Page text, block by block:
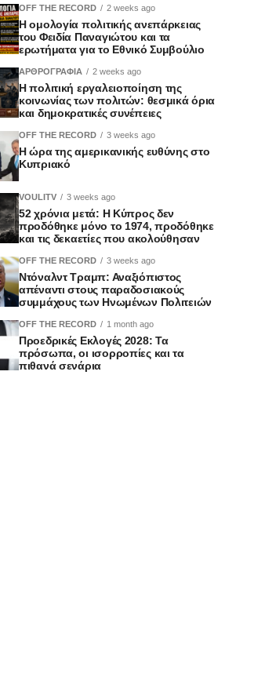
OFF THE RECORD 2 weeks ago
Η ομολογία πολιτικής ανεπάρκειας
του Φειδία Παναγιώτου και τα
ερωτήματα για το Εθνικό Συμβούλιο
ΑΡΘΡΟΓΡΑΦΙΑ 2 weeks ago
Η πολιτική εργαλειοποίηση της
κοινωνίας των πολιτών: θεσμικά όρια
και δημοκρατικές συνέπειες
OFF THE RECORD 3 weeks ago
Η ώρα της αμερικανικής ευθύνης στο
Κυπριακό
VOULITV 3 weeks ago
52 χρόνια μετά: Η Κύπρος δεν
προδόθηκε μόνο το 1974, προδόθηκε
και τις δεκαετίες που ακολούθησαν
OFF THE RECORD 3 weeks ago
Ντόναλντ Τραμπ: Αναξιόπιστος
απέναντι στους παραδοσιακούς
συμμάχους των Ηνωμένων Πολιτειών
OFF THE RECORD 1 month ago
Προεδρικές Εκλογές 2028: Τα
πρόσωπα, οι ισορροπίες και τα
πιθανά σενάρια